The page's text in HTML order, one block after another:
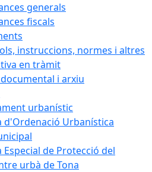
generals
fiscals
instruccions, normes i altres
en tràmit
i arxiu
urbanístic
d'Ordenació Urbanística
Especial de Protecció del
urbà de Tona